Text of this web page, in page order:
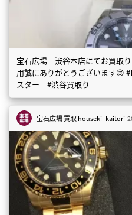
宝石広場 渋谷本店にてお買取
用誠にありがとうございます😊
スター #渋谷買取り
宝石広場 買取houseki_kaitori